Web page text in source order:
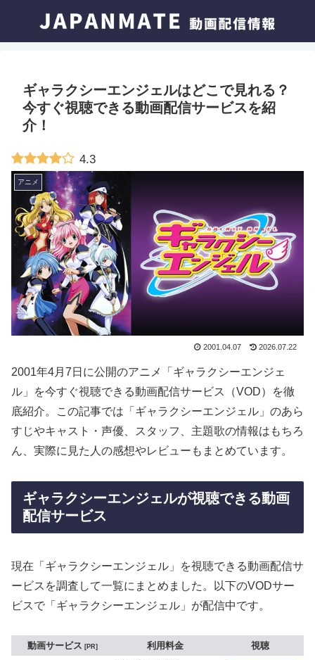
ギャラクシーエンジェルはどこで見れる？
今すぐ視聴できる動画配信サービスを紹
介！
4.3
アニメ
2001.04.07 2026.07.22
2001年4月7日に公開のアニメ「ギャラクシーエンジェ
ル」を今すぐ視聴できる動画配信サービス（VOD）を徹
底紹介。この記事では「ギャラクシーエンジェル」のあら
すじやキャスト・声優、スタッフ、主題歌の情報はもちろ
ん、実際に見た人の感想やレビューもまとめています。
ギャラクシーエンジェルが視聴できる動画
配信サービス
現在「ギャラクシーエンジェル」を視聴できる動画配信サ
ービスを調査して一覧にまとめました。以下のVODサー
ビスで「ギャラクシーエンジェル」が配信中です。
動画サービス PR 利用料金
視聴